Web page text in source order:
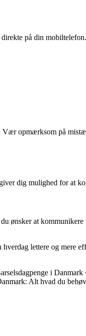
på din mobiltelefon.
opmærksom på
dig mulighed for at
ønsker at
lettere og mere
i Danmark
Alt hvad du